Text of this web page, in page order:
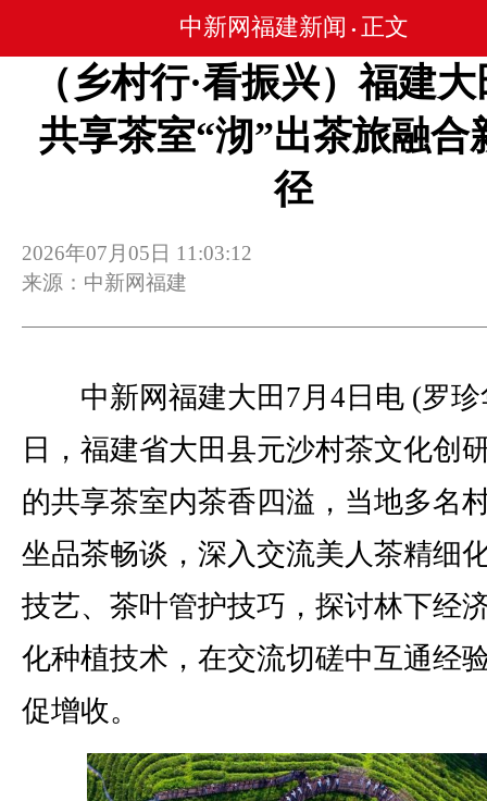
中新网福建新闻 • 正文
（乡村行·看振兴）福建
共享茶室“沏”出茶旅融合
径
2026年07月05日 11:03:12
来源：中新网福建
中新网福建大田7月4日电 (罗珍
日，福建省大田县元沙村茶文化创
的共享茶室内茶香四溢，当地多名
坐品茶畅谈，深入交流美人茶精细
技艺、茶叶管护技巧，探讨林下经
化种植技术，在交流切磋中互通经
促增收。